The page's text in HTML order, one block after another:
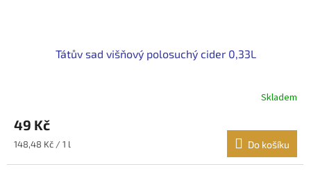
Tátův sad višňový polosuchý cider 0,33L
Skladem
49 Kč
Měrná
148,48 Kč / 1 l Do košíku